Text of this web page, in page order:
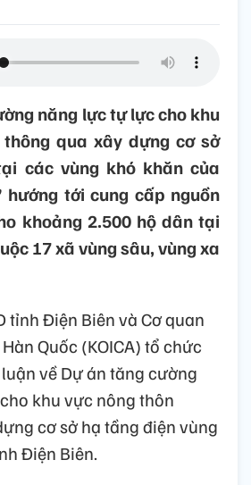
năng lực tự lực cho khu
qua xây dựng cơ sở
các vùng khó khăn của
hướng tới cung cấp nguồn
khoảng 2.500 hộ dân tại
17 xã vùng sâu, vùng xa
tỉnh Điện Biên và Cơ quan
Quốc (KOICA) tổ chức
về Dự án tăng cường
khu vực nông thôn
cơ sở hạ tầng điện vùng
Điện Biên.